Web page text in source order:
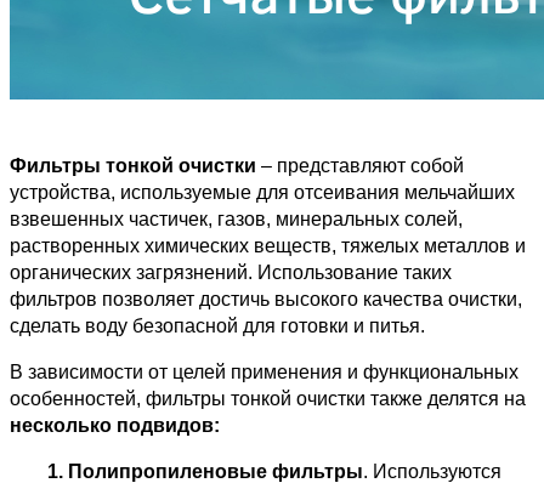
Фильтры тонкой очистки – представляют собой
устройства, используемые для отсеивания мельчайших
взвешенных частичек, газов, минеральных солей,
растворенных химических веществ, тяжелых металлов и
органических загрязнений. Использование таких
фильтров позволяет достичь высокого качества очистки,
сделать воду безопасной для готовки и питья.
В зависимости от целей применения и функциональных
особенностей, фильтры тонкой очистки также делятся на
несколько подвидов:
Полипропиленовые фильтры. Используются